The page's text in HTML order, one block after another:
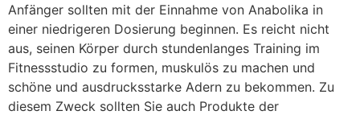
Anfänger sollten mit der Einnahme von Anabolika in
einer niedrigeren Dosierung beginnen. Es reicht nicht
aus, seinen Körper durch stundenlanges Training im
Fitnessstudio zu formen, muskulös zu machen und
schöne und ausdrucksstarke Adern zu bekommen. Zu
diesem Zweck sollten Sie auch Produkte der